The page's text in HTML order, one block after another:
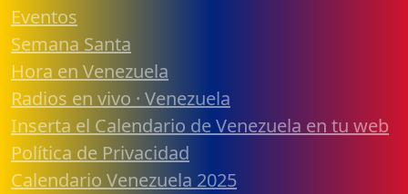
Eventos
Semana Santa
Hora en Venezuela
Radios en vivo · Venezuela
Inserta el Calendario de Venezuela en tu web
Política de Privacidad
Calendario Venezuela 2025